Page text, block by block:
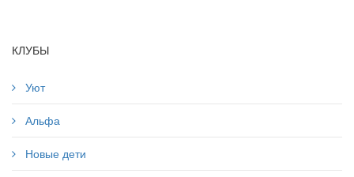
КЛУБЫ
Уют
Альфа
Новые дети